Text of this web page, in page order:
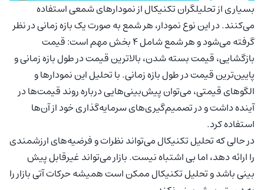
بسیاری از تحلیلگران تکنیکال از نمودارهای شمعی استفاده
می‌کنند. در این نوع نمودار، هر شمع به صورت یک بازه زمانی در نظر
گرفته می‌شود و هر شمع شامل 4 بخش مهم است: قیمت
بازگشایی، قیمت بسته شدن، بالاترین قیمت در طول بازه زمانی و
پایین‌ترین قیمت در طول بازه زمانی. با تحلیل این نمودارها و
الگوهای قیمتی، می‌توان پیش‌بینی‌هایی درباره روند قیمت‌ها در
آینده داشت و در تصمیم‌گیری‌های سرمایه‌گذاری خود از آن‌ها
استفاده کرد.
در حالی که تحلیل تکنیکال می‌تواند نظرات و فرضیه‌های ارزشمندی
را ارائه دهد، اما بی اشتباه نیست. بازار می‌تواند غیرقابل پیش
بینی باشد و تحلیل تکنیکال ممکن است همیشه حرکات آتی بازار را